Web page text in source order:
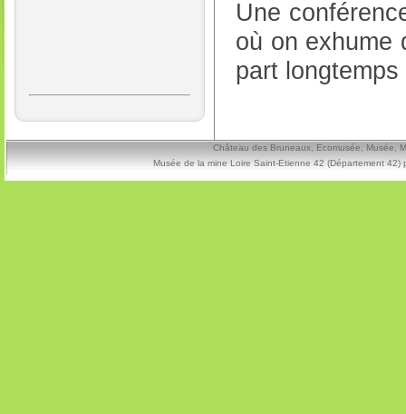
Une
où on exhume
part
Château des Bruneaux, Ecomusée, Musée,
Musée de la mine Loire Saint-Etienne 42 (Département